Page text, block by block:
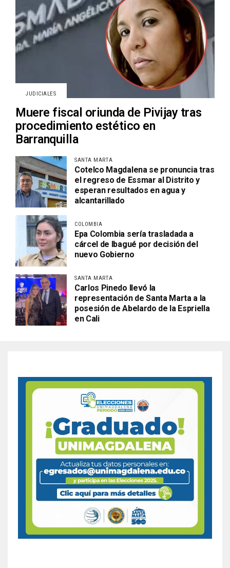
JUDICIALES
Muere fiscal oriunda de Pivijay tras
procedimiento estético en
Barranquilla
SANTA MARTA
Cotelco Magdalena se pronuncia tras
el regreso de Essmar al Distrito y
esperan resultados en agua y
alcantarillado
COLOMBIA
Epa Colombia sería trasladada a
cárcel de Ibagué por decisión del
nuevo Gobierno
SANTA MARTA
Carlos Pinedo llevó la
representación de Santa Marta a la
posesión de Abelardo de la Espriella
en Cali